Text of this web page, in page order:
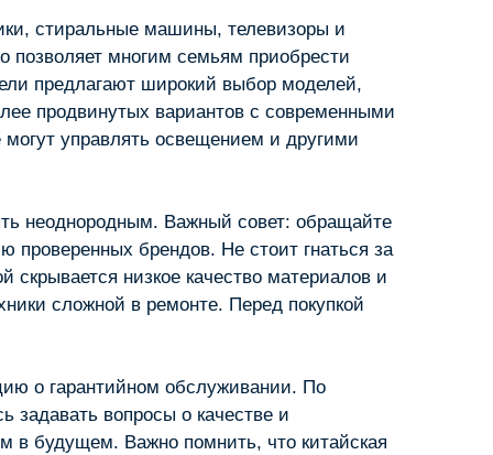
стиральные машины, телевизоры и
позволяет многим семьям приобрести
предлагают широкий выбор моделей,
продвинутых вариантов с современными
управлять освещением и другими
неоднородным. Важный совет: обращайте
проверенных брендов. Не стоит гнаться за
низкое качество материалов и
сложной в ремонте. Перед покупкой
о гарантийном обслуживании. По
задавать вопросы о качестве и
в будущем. Важно помнить, что китайская